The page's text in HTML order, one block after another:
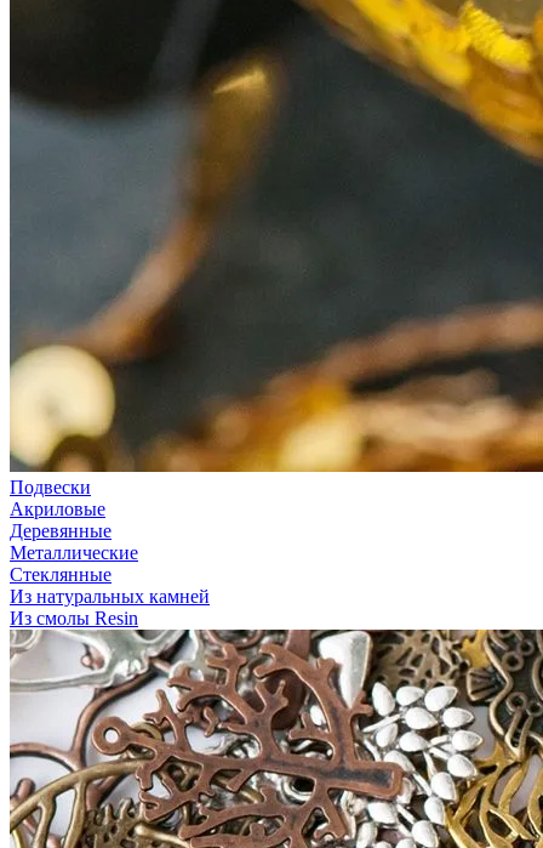
Подвески
Акриловые
Деревянные
Металлические
Стеклянные
Из натуральных камней
Из смолы Resin